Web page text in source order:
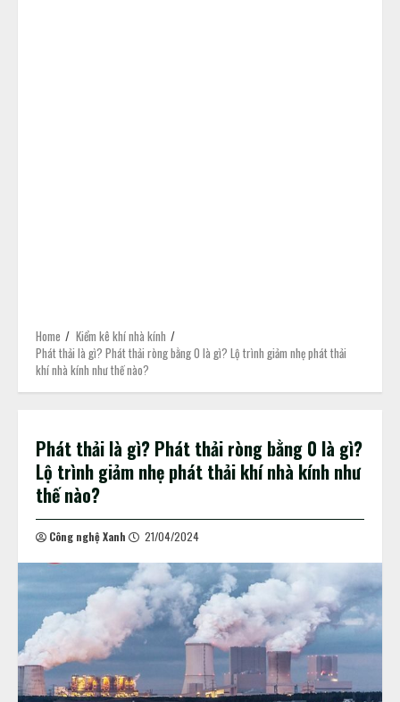
Home
Kiểm kê khí nhà kính
Phát thải là gì? Phát thải ròng bằng 0 là gì? Lộ trình giảm nhẹ phát thải
khí nhà kính như thế nào?
Phát thải là gì? Phát thải ròng bằng 0 là gì?
Lộ trình giảm nhẹ phát thải khí nhà kính như
thế nào?
Công nghệ Xanh 21/04/2024